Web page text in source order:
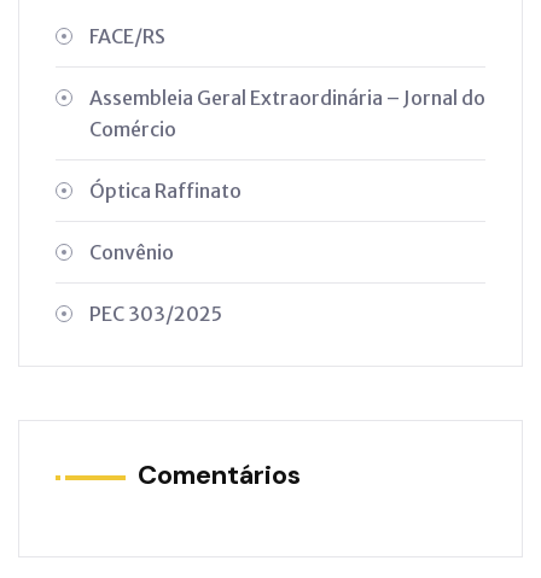
FACE/RS
Assembleia Geral Extraordinária – Jornal do
Comércio
Óptica Raffinato
Convênio
PEC 303/2025
Comentários